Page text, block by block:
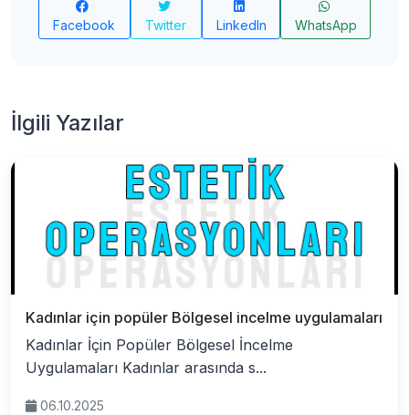
Facebook Twitter LinkedIn WhatsApp
İlgili Yazılar
Kadınlar için popüler Bölgesel incelme uygulamaları
Kadınlar İçin Popüler Bölgesel İncelme
Uygulamaları Kadınlar arasında s...
06.10.2025